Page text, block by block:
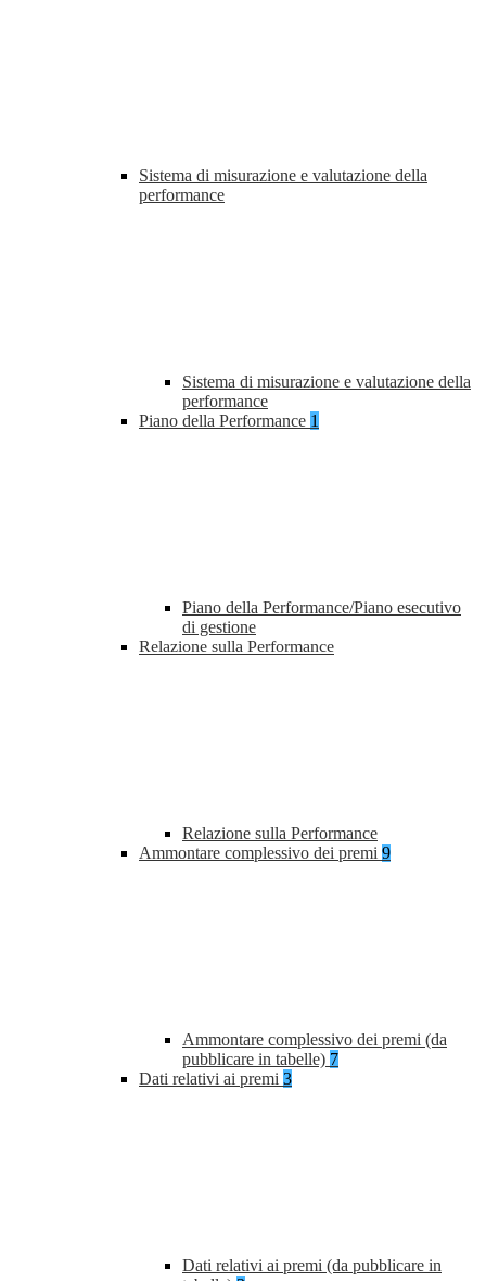
Sistema di misurazione e valutazione della
performance
Sistema di misurazione e valutazione della
performance
Piano della Performance 1
Piano della Performance/Piano esecutivo
di gestione
Relazione sulla Performance
Relazione sulla Performance
Ammontare complessivo dei premi 9
Ammontare complessivo dei premi (da
pubblicare in tabelle) 7
Dati relativi ai premi 3
Dati relativi ai premi (da pubblicare in